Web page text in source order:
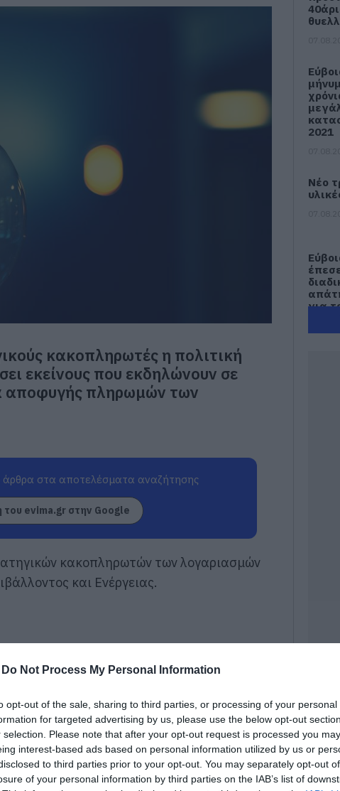
Do Not Process My Personal Information
opt-out of the sale, sharing to third parties, or processing of your personal
for targeted advertising by us, please use the below opt-out
selection. Please note that after your opt-out request is processed you may
interest-based ads based on personal information utilized by us or
to third parties prior to your opt-out. You may separately opt-out
of your personal information by third parties on the IAB’s list of
κακοπληρωτές η πολιτική
εκείνους που εκδηλώνουν σε
αποφυγής πληρωμών των
στα αποτελέσματα αναζήτησης
evima.gr στην Google
κακοπληρωτών των λογαριασμών
και Ενέργειας.
2021
Νέο
για